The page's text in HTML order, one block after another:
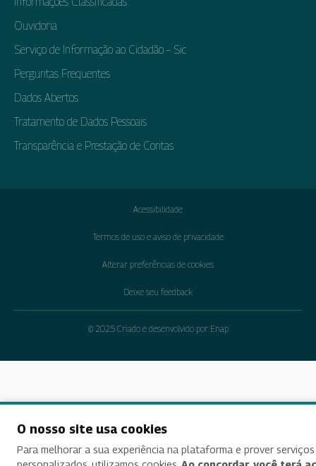
Ouvidoria
Serviço de Informação ao Cidadão – Sic
Perguntas Frequentes
Dados Abertos
Tratamento de Dados Pessoais
Transparência e Prestação de Contas
Acessibilidade
Termos de uso e aviso de privacidade
Alterar preferências de cookies
Deixe seu feedback
© 2025 Criado e desenvolvido por Enap
O nosso site usa cookies
Para melhorar a sua experiência na plataforma e prover serviços